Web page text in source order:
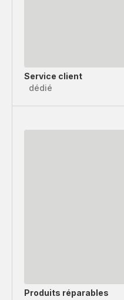
Service client
dédié
Produits réparables